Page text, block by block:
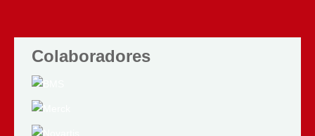
Colaboradores